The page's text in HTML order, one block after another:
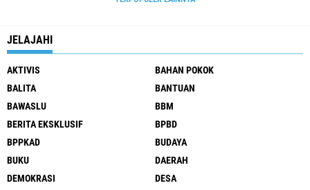
JELAJAHI
AKTIVIS
BAHAN POKOK
BALITA
BANTUAN
BAWASLU
BBM
BERITA EKSKLUSIF
BPBD
BPPKAD
BUDAYA
BUKU
DAERAH
DEMOKRASI
DESA